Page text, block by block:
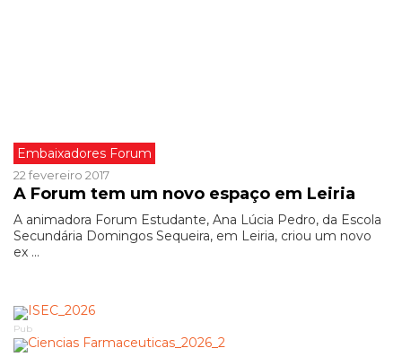
Embaixadores Forum
22 fevereiro 2017
A Forum tem um novo espaço em Leiria
A animadora Forum Estudante, Ana Lúcia Pedro, da Escola
Secundária Domingos Sequeira, em Leiria, criou um novo
ex ...
Pub